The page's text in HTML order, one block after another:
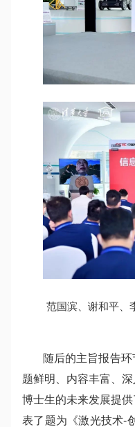
范国滨、谢和平、
随后的主旨报告
题鲜明、内容丰富、
博士生的未来发展提
表了题为《激光技术-